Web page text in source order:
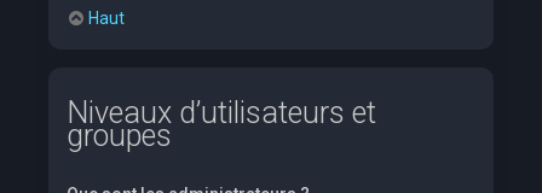
Haut
Niveaux d’utilisateurs et
groupes